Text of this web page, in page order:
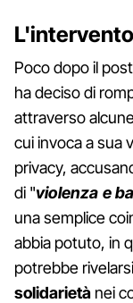
Poco dopo il
ha deciso di
attraverso
cui invoca a sua
privacy,
di "violenza e
una semplice
abbia potuto, in
potrebbe
solidarietà nei